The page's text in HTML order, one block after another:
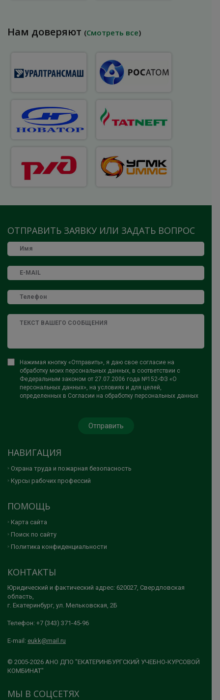
Нам доверяют (Смотреть все)
ОТПРАВИТЬ ЗАЯВКУ ИЛИ ЗАДАТЬ ВОПРОС
Нажимая кнопку «Отправить», я даю свое согласие на
обработку моих персональных данных, в соответствии с
Федеральным законом от 27.07.2006 года №152-ФЗ «О
персональных данных», на условиях и для целей,
определенных в Согласии на обработку персональных данных
НАВИГАЦИЯ
Охрана труда и пожарная безопасность
Курсы рабочих профессий
ПОМОЩЬ
Карта сайта
Поиск по сайту
Политика конфиденциальности
КОНТАКТЫ
Юридический и фактический адрес: 620027, Свердловская
область,
г. Екатеринбург, ул. Мельковская, 2Б
Телефон: +7 (343) 371-45-96
E-mail: eukk@mail.ru
© 2005-2026 АНО ДПО "ЕКАТЕРИНБУРГСКИЙ УЧЕБНО-КУРСОВОЙ
КОМБИНАТ"
МЫ В СОЦСЕТЯХ